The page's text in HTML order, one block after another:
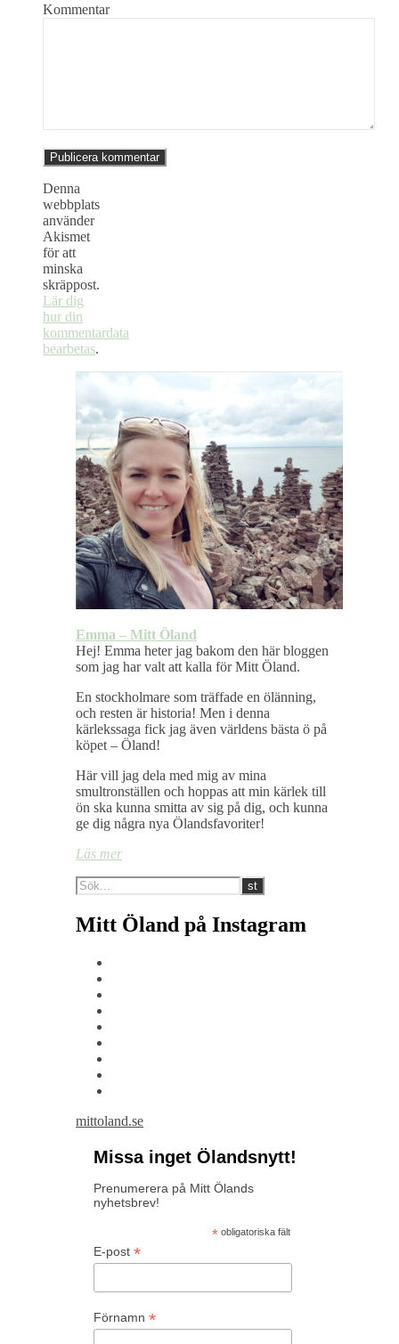
Kommentar
Denna
webbplats
använder
Akismet
för att
minska
skräppost.
Lär dig
hur din
kommentardata
bearbetas.
Emma – Mitt Öland
Hej! Emma heter jag bakom den här bloggen
som jag har valt att kalla för Mitt Öland.
En stockholmare som träffade en ölänning,
och resten är historia! Men i denna
kärlekssaga fick jag även världens bästa ö på
köpet – Öland!
Här vill jag dela med mig av mina
smultronställen och hoppas att min kärlek till
ön ska kunna smitta av sig på dig, och kunna
ge dig några nya Ölandsfavoriter!
Läs mer
Mitt Öland på Instagram
mittoland.se
Missa inget Ölandsnytt!
Prenumerera på Mitt Ölands
nyhetsbrev!
*obligatoriska fält
E-post *
Förnamn *